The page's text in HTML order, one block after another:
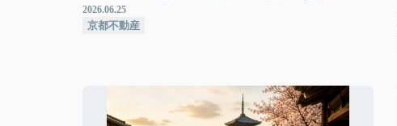
2026.06.25
京都不動産